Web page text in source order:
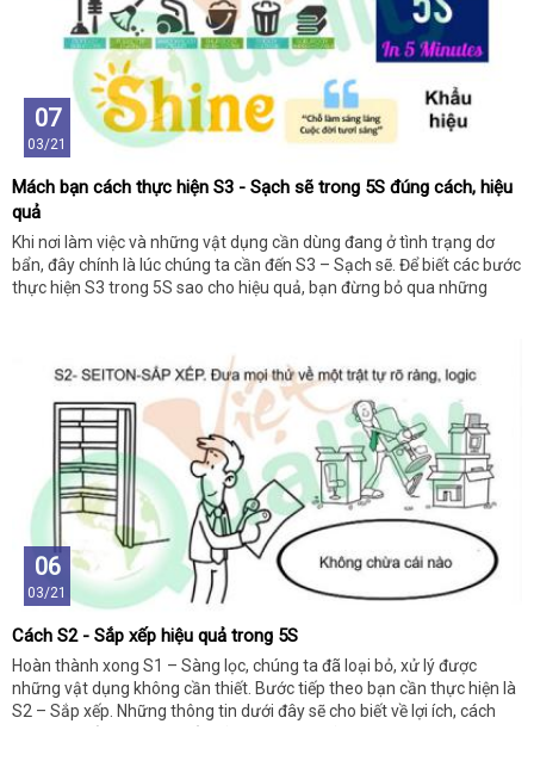
07
03/21
Mách bạn cách thực hiện S3 - Sạch sẽ trong 5S đúng cách, hiệu
quả
Khi nơi làm việc và những vật dụng cần dùng đang ở tình trạng dơ
bẩn, đây chính là lúc chúng ta cần đến S3 – Sạch sẽ. Để biết các bước
thực hiện S3 trong 5S sao cho hiệu quả, bạn đừng bỏ qua những
06
03/21
Cách S2 - Sắp xếp hiệu quả trong 5S
Hoàn thành xong S1 – Sàng lọc, chúng ta đã loại bỏ, xử lý được
những vật dụng không cần thiết. Bước tiếp theo bạn cần thực hiện là
S2 – Sắp xếp. Những thông tin dưới đây sẽ cho biết về lợi ích, cách